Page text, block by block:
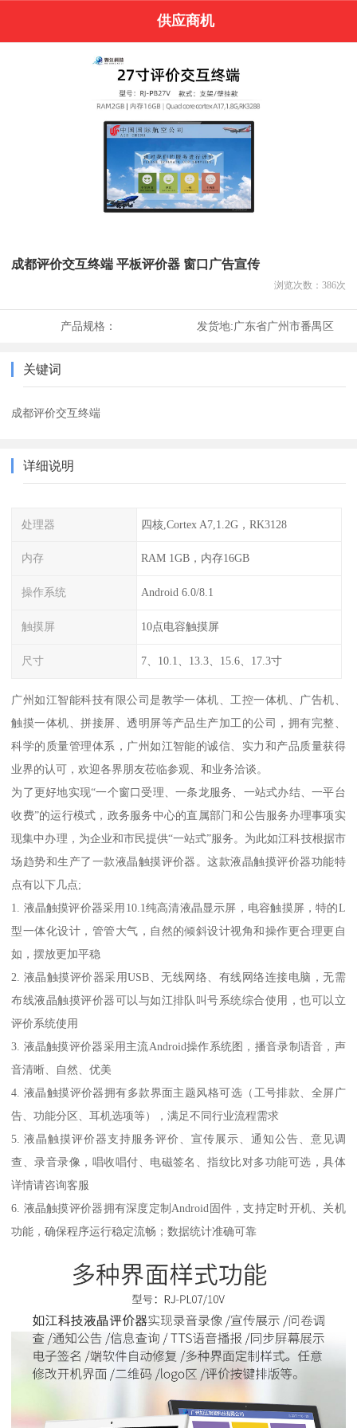
供应商机
成都评价交互终端 平板评价器 窗口广告宣传
浏览次数： 386次
产品规格： 发货地:广东省广州市番禺区
关键词
成都评价交互终端
详细说明
处理器 四核,Cortex A7,1.2G，RK3128
内存 RAM 1GB，内存16GB
操作系统 Android 6.0/8.1
触摸屏 10点电容触摸屏
尺寸 7、10.1、13.3、15.6、17.3寸
广州如江智能科技有限公司是教学一体机、工控一体机、广告机、
触摸一体机、拼接屏、透明屏等产品生产加工的公司，拥有完整、
科学的质量管理体系，广州如江智能的诚信、实力和产品质量获得
业界的认可，欢迎各界朋友莅临参观、和业务洽谈。
为了更好地实现“一个窗口受理、一条龙服务、一站式办结、一平台
收费”的运行模式，政务服务中心的直属部门和公告服务办理事项实
现集中办理，为企业和市民提供“一站式”服务。为此如江科技根据市
场趋势和生产了一款液晶触摸评价器。这款液晶触摸评价器功能特
点有以下几点;
1. 液晶触摸评价器采用10.1纯高清液晶显示屏，电容触摸屏，特的L
型一体化设计，管管大气，自然的倾斜设计视角和操作更合理更自
如，摆放更加平稳
2. 液晶触摸评价器采用USB、无线网络、有线网络连接电脑，无需
布线液晶触摸评价器可以与如江排队叫号系统综合使用，也可以立
评价系统使用
3. 液晶触摸评价器采用主流Android操作系统图，播音录制语音，声
音清晰、自然、优美
4. 液晶触摸评价器拥有多款界面主题风格可选（工号排款、全屏广
告、功能分区、耳机选项等），满足不同行业流程需求
5. 液晶触摸评价器支持服务评价、宣传展示、通知公告、意见调
查、录音录像，唱收唱付、电磁签名、指纹比对多功能可选，具体
详情请咨询客服
6. 液晶触摸评价器拥有深度定制Android固件，支持定时开机、关机
功能，确保程序运行稳定流畅；数据统计准确可靠